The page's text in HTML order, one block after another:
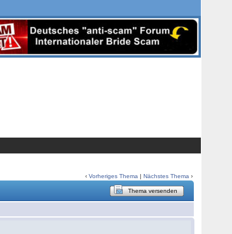
‹Vorheriges Thema |Nächstes Thema ›
Thema versenden